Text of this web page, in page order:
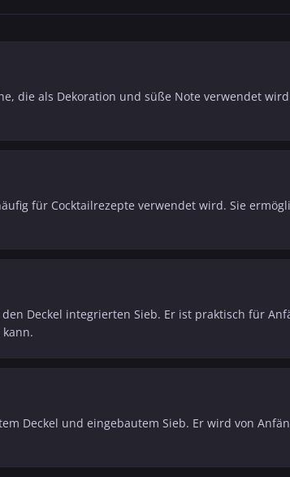
die als Dekoration und süße Note verwendet
für Cocktailrezepte verwendet wird. Sie
Deckel integrierten Sieb. Er ist praktisch für
Deckel und eingebautem Sieb. Er wird von